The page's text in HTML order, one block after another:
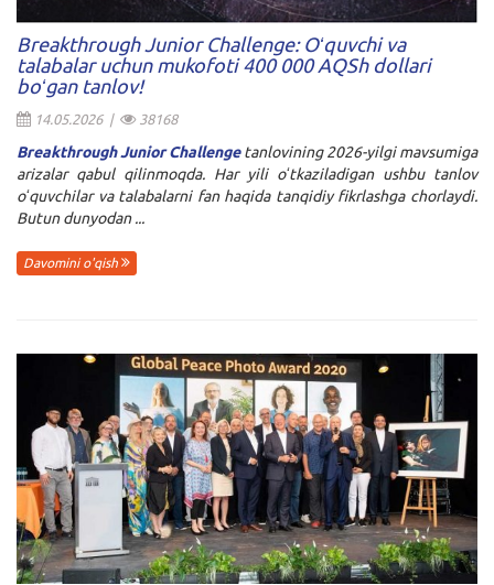
Breakthrough Junior Challenge: Oʻquvchi va
talabalar uchun mukofoti 400 000 AQSh dollari
boʻgan tanlov!
14.05.2026 | 38168
Breakthrough Junior Challengetanlovining 2026-yilgi mavsumiga
arizalar qabul qilinmoqda. Har yili oʻtkaziladigan ushbu tanlov
oʻquvchilar va talabalarni fan haqida tanqidiy fikrlashga chorlaydi.
Butun dunyodan ...
Davomini o'qish